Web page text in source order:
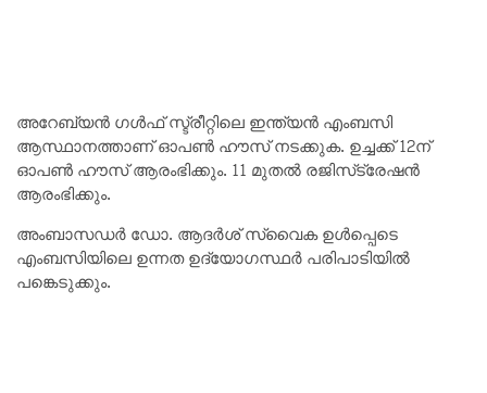
അറേബ്യൻ ഗൾഫ് സ്ട്രീറ്റിലെ ഇന്ത്യൻ എംബസി
ആസ്ഥാനത്താണ് ഓപൺ ഹൗസ് നടക്കുക. ഉച്ചക്ക് 12ന്
ഓപൺ ഹൗസ് ആരംഭിക്കും. 11 മുതൽ രജിസ്‌ട്രേഷൻ
ആരംഭിക്കും.
അംബാസഡർ ഡോ. ആദർശ് സ്വൈക ഉൾപ്പെടെ
എംബസിയിലെ ഉന്നത ഉദ്യോഗസ്ഥർ പരിപാടിയിൽ
പങ്കെടുക്കും.